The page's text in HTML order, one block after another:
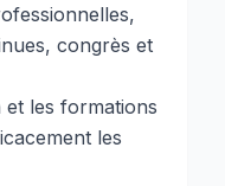
congrès et
les formations
les